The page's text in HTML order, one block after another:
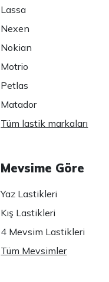
Lassa
Nexen
Nokian
Motrio
Petlas
Matador
Tüm lastik markaları
Mevsime Göre
Yaz Lastikleri
Kış Lastikleri
4 Mevsim Lastikleri
Tüm Mevsimler